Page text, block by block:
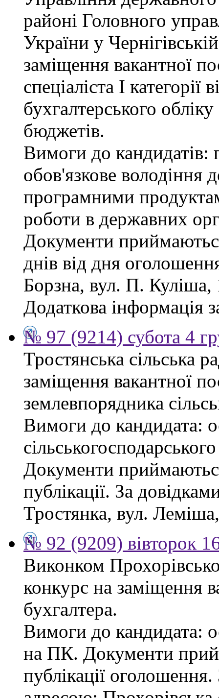
районі Головного
України у
заміщення вакантної
спеціаліста І категорії
бухгалтерського
бюджетів.
Вимоги до кандидатів:
обов'язкове
програмними
роботи в державних
Документи
днів від дня
Борзна, вул. П. Куліша,
Додаткова інформація
№ 97 (9214) субота 4
Тростянська сільська
заміщення вакантної
землевпорядника
Вимоги до кандидата:
Документи
публікації. За
Тростянка, вул.
№ 92 (9209) вівторок
Виконком
конкурс на заміщення
бухгалтера.
Вимоги до кандидата:
на ПК. Документи
публікації